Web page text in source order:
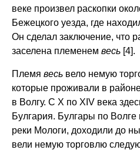
веке произвел раскопки
Бежецкого уезда, где
Он сделал заключение, что
заселена племенем весь [4].
Племя весь вело немую
которые проживали в
в Волгу. С Х по XIV века
Булгария. Булгары по Волге
реки Мологи, доходили до
вели немую торговлю